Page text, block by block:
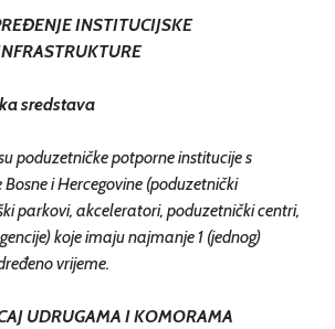
INSTITUCIJSKE
sredstava
poduzetničke potporne institucije s
i Hercegovine (poduzetnički
parkovi, akceleratori, poduzetnički centri,
koje imaju najmanje 1 (jednog)
vrijeme.
UDRUGAMA I KOMORAMA